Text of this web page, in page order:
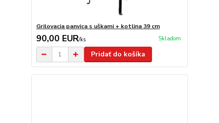
Grilovacia panvica s uškami + kotlina 39 cm
90,00 EUR/ks Skladom
Pridať do košíka